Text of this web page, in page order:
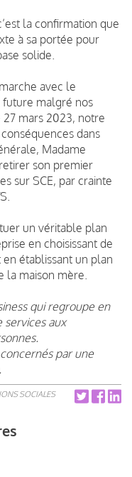
la confirmation que
à sa portée pour
solide.
avec le
future malgré nos
mars 2023, notre
dans
Madame
son premier
sur SCE, par crainte
un véritable plan
en choisissant de
en établissant un plan
la maison mère.
qui regroupe en
services aux
par une
SOCIALES